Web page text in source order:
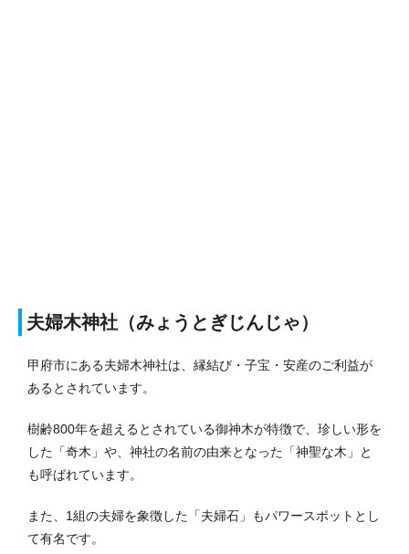
夫婦木神社（みょうとぎじんじゃ）
甲府市にある夫婦木神社は、縁結び・子宝・安産のご利益が
あるとされています。
樹齢800年を超えるとされている御神木が特徴で、珍しい形を
した「奇木」や、神社の名前の由来となった「神聖な木」と
も呼ばれています。
また、1組の夫婦を象徴した「夫婦石」もパワースポットとし
て有名です。